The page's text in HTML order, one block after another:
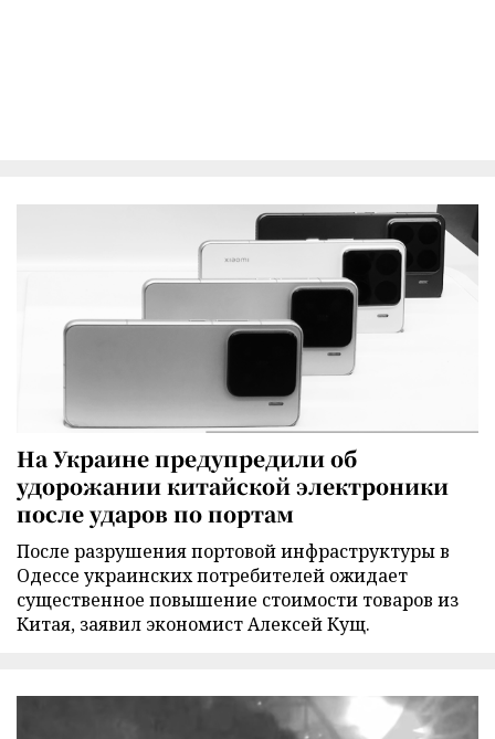
На Украине предупредили об
удорожании китайской электроники
после ударов по портам
После разрушения портовой инфраструктуры в
Одессе украинских потребителей ожидает
существенное повышение стоимости товаров из
Китая, заявил экономист Алексей Кущ.